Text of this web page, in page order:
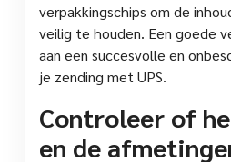
verpakkingschips om de
veilig te houden. Een goede
aan een succesvolle en
je zending met UPS.
Controleer of
en de